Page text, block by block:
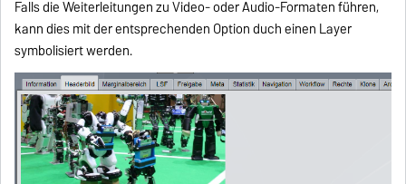
Falls die Weiterleitungen zu Video- oder Audio-Formaten führen,
kann dies mit der entsprechenden Option duch einen Layer
symbolisiert werden.